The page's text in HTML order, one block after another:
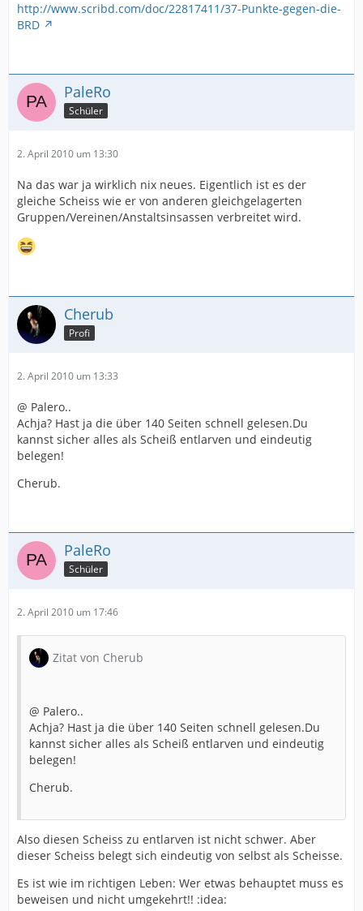
http://www.scribd.com/doc/22817411/37-Punkte-gegen-die-
BRD
PaleRo
Schüler
2. April 2010 um 13:30
Na das war ja wirklich nix neues. Eigentlich ist es der
gleiche Scheiss wie er von anderen gleichgelagerten
Gruppen/Vereinen/Anstaltsinsassen verbreitet wird.
Cherub
Profi
2. April 2010 um 13:33
@ Palero..
Achja? Hast ja die über 140 Seiten schnell gelesen.Du
kannst sicher alles als Scheiß entlarven und eindeutig
belegen!
Cherub.
PaleRo
Schüler
2. April 2010 um 17:46
Zitat von Cherub
@ Palero..
Achja? Hast ja die über 140 Seiten schnell gelesen.Du
kannst sicher alles als Scheiß entlarven und eindeutig
belegen!
Cherub.
Also diesen Scheiss zu entlarven ist nicht schwer. Aber
dieser Scheiss belegt sich eindeutig von selbst als Scheisse.
Es ist wie im richtigen Leben: Wer etwas behauptet muss es
beweisen und nicht umgekehrt!! :idea: